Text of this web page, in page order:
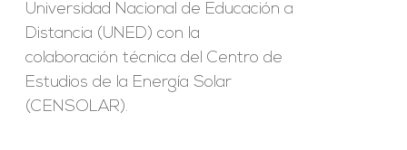
Universidad Nacional de Educación a
Distancia (UNED) con la
colaboración técnica del Centro de
Estudios de la Energía Solar
(CENSOLAR).